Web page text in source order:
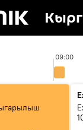
09:00